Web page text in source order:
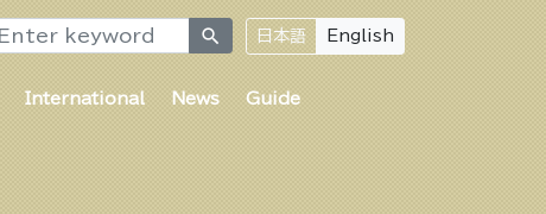
search 日本語 English
International News Guide